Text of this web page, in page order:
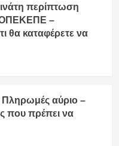
περίπτωση
ΟΠΕΚΕΠΕ –
θα καταφέρετε να
αύριο –
που πρέπει να